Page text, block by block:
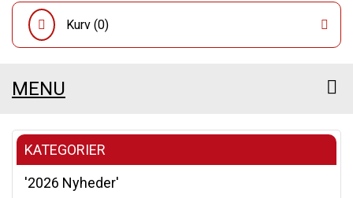
Kurv (0)
MENU
KATEGORIER
'2026 Nyheder'